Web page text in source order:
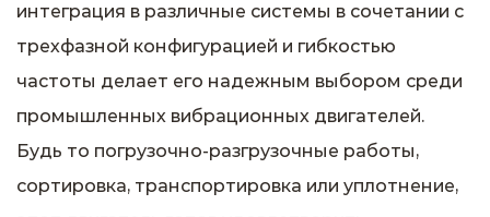
интеграция в различные системы в сочетании с
трехфазной конфигурацией и гибкостью
частоты делает его надежным выбором среди
промышленных вибрационных двигателей.
Будь то погрузочно-разгрузочные работы,
сортировка, транспортировка или уплотнение,